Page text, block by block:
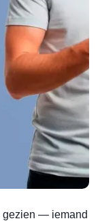
gezien — iemand